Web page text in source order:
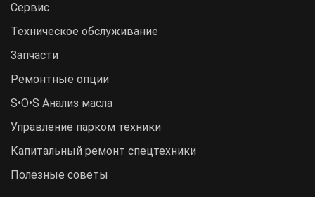
Сервис
Техническое обслуживание
Запчасти
Ремонтные опции
S•O•S Анализ масла
Управление парком техники
Капитальный ремонт спецтехники
Полезные советы